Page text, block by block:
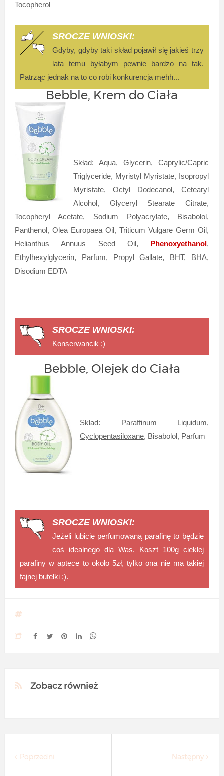
Tocopherol
SROCZE WNIOSKI:
Gdyby, gdyby taki skład pojawił się jakieś trzy
lata temu byłabym pewnie bardzo na tak.
Patrząc jednak na to co robi konkurencja mehh...
Bebble, Krem do Ciała
Skład: Aqua, Glycerin, Caprylic/Capric
Triglyceride, Myristyl Myristate, Isopropyl
Myristate, Octyl Dodecanol, Cetearyl
Alcohol, Glyceryl Stearate Citrate,
Tocopheryl Acetate, Sodium Polyacrylate, Bisabolol,
Panthenol, Olea Europaea Oil, Triticum Vulgare Germ Oil,
Helianthus Annuus Seed Oil, Phenoxyethanol,
Ethylhexylglycerin, Parfum, Propyl Gallate, BHT, BHA,
Disodium EDTA
SROCZE WNIOSKI:
Konserwancik ;)
Bebble, Olejek do Ciała
Skład: Paraffinum Liquidum,
Cyclopentasiloxane, Bisabolol, Parfum
SROCZE WNIOSKI:
Jeżeli lubicie perfumowaną parafinę to będzie
coś idealnego dla Was. Koszt 100g ciekłej
parafiny w aptece to około 5zł, tylko ona nie ma takiej
fajnej butelki ;).
Zobacz również
Następny
Poprzedni